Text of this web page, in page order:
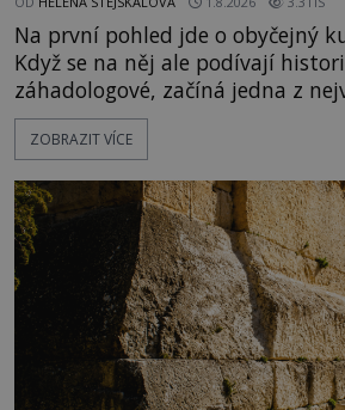
Na první pohled jde o obyčejný
Když se na něj ale podívají
záhadologové, začíná jedna z
moderní historie. Osmanský
1513 kreslí mapu světa, která
ní vidí důkaz ztracené civilizace
znalost Antarktidy dávno před
Jiní tvrdí,
ZOBRAZIT VÍCE